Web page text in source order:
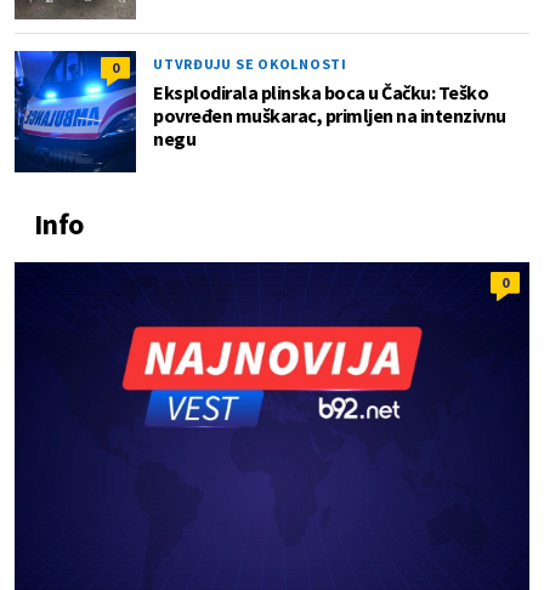
0 UTVRĐUJU SE OKOLNOSTI
Eksplodirala plinska boca u Čačku: Teško
povređen muškarac, primljen na intenzivnu
negu
Info
0